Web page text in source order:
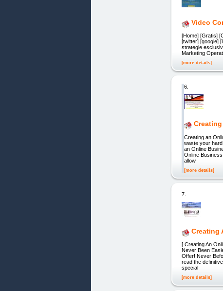
Video
[Home] [Gratis]
[twitter] [google]
strategie
Marketing
[more details]
6.
Creating an
waste your
an Online
Online
allow
[more details]
7.
Creating
[ Creating An
Never Been
Offer! Never
read the
special
[more details]